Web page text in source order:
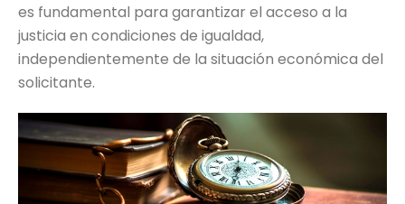
es fundamental para garantizar el acceso a la
justicia en condiciones de igualdad,
independientemente de la situación económica del
solicitante.